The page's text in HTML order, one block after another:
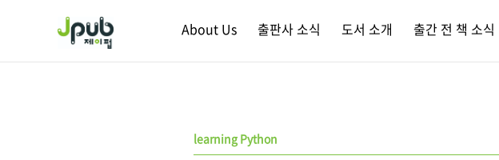
About Us 출판사 소식 도서 소개 출간 전 책 소식
learning Python